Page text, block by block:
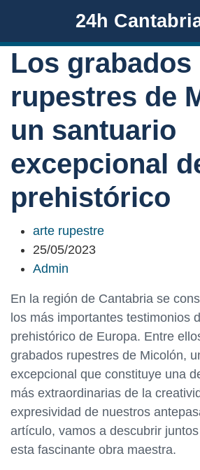
24h
Los grabados
rupestres de
un santuario
excepcional
prehistórico
arte rupestre
25/05/2023
Admin
En la región de Cantabria se
los más importantes testimonios
prehistórico de Europa. Entre
grabados rupestres de Micolón,
excepcional que constituye una
más extraordinarias de la
expresividad de nuestros
artículo, vamos a descubrir
esta fascinante obra maestra.